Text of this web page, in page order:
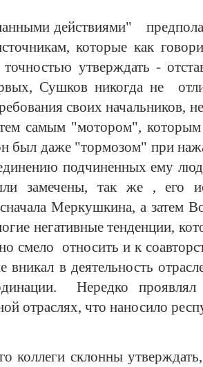
действиями"
которые как
утверждать -
Сушков никогда не
своих начальников,
самым "мотором", которым
был даже "тормозом" при
подчиненных ему
замечены, так же , его
Меркушкина, а затем
негативные тенденции,
смело относить и к
вникал в деятельность
Нередко проявлял
отраслях, что наносило
коллеги склонны